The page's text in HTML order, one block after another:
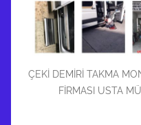
ÇEKİ DEMİRİ TAKMA
FİRMASI USTA